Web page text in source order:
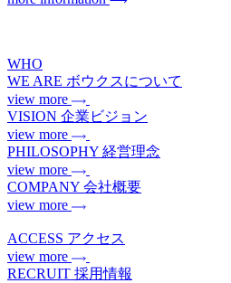
WHO
WE ARE ボウクスについて
view more
VISION 企業ビジョン
view more
PHILOSOPHY 経営理念
view more
COMPANY 会社概要
view more
ACCESS アクセス
view more
RECRUIT 採用情報